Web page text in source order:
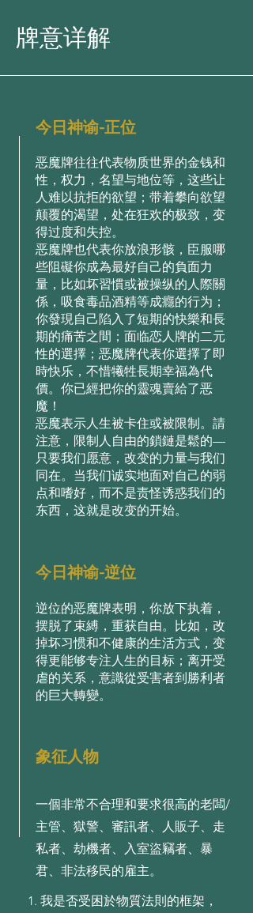
牌意详解
今日神谕-正位
恶魔牌往往代表物质世界的金钱和
性，权力，名望与地位等，这些让
人难以抗拒的欲望；带着攀向欲望
颠覆的渴望，处在狂欢的极致，变
得过度和失控。
恶魔牌也代表你放浪形骸，臣服哪
些阻礙你成為最好自己的負面力
量，比如坏習慣或被操纵的人際關
係，吸食毒品酒精等成癮的行为；
你發現自己陷入了短期的快樂和長
期的痛苦之間；面临恋人牌的二元
性的選擇；恶魔牌代表你選擇了即
時快乐，不惜犧牲長期幸福為代
價。你已經把你的靈魂賣給了恶
魔！
恶魔表示人生被卡住或被限制。請
注意，限制人自由的鎖鏈是鬆的—
只要我们愿意，改变的力量与我们
同在。当我们诚实地面对自己的弱
点和嗜好，而不是责怪诱惑我们的
东西，这就是改变的开始。
今日神谕-逆位
逆位的恶魔牌表明，你放下执着，
摆脱了束縛，重获自由。比如，改
掉坏习惯和不健康的生活方式，变
得更能够专注人生的目标；离开受
虐的关系，意識從受害者到勝利者
的巨大轉變。
象征人物
一個非常不合理和要求很高的老闆/
主管、獄警、審訊者、人販子、走
私者、劫機者、入室盜竊者、暴
君、非法移民的雇主。
1. 我是否受困於物質法則的框架，